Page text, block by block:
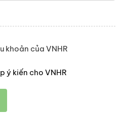
khoản của VNHR
ý kiến cho VNHR